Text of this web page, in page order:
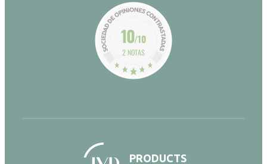
10/10
2 NOTAS
PRODUCTS